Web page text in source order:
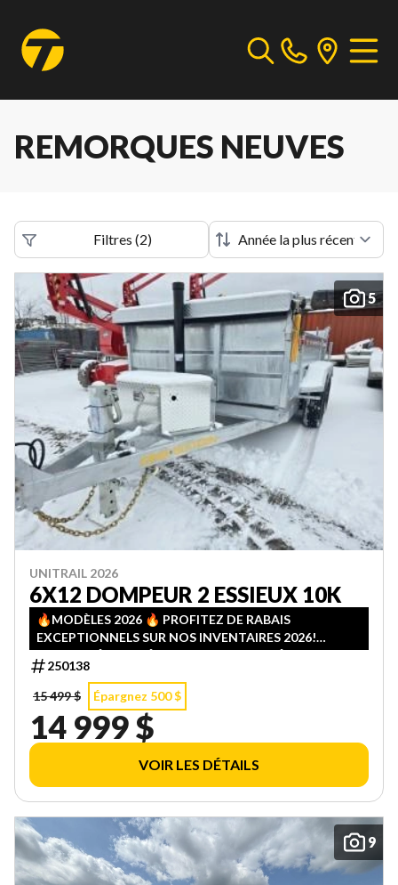
REMORQUES NEUVES
Filtres (2)
5
UNITRAIL 2026
6X12 DOMPEUR 2 ESSIEUX 10K
🔥MODÈLES 2026 🔥 PROFITEZ DE RABAIS
EXCEPTIONNELS SUR NOS INVENTAIRES 2026!
QUANTITÉS LIMITÉES — PREMIER ARRIVÉ, PREMIER
SERVI!
250138
15 499 $
Épargnez 500 $
14 999 $
VOIR LES DÉTAILS
9